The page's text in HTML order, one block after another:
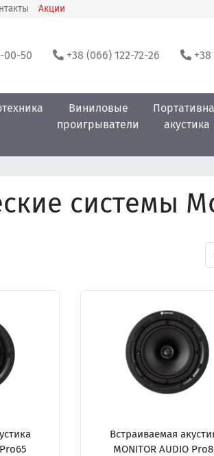
Акции
00-50 +38 (066) 122-72-26 +38
Виниловые
проигрыватели
акустика
системы
Встраиваемая
MONITOR AUDIO